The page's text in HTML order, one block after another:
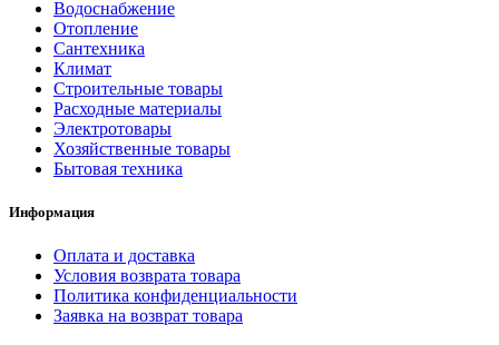
Полезные статьи
Новости и Акции
Сервис-центр
Адреса Сервис-центров
Водоснабжение
Отопление
Сантехника
Климат
Строительные товары
Расходные материалы
Электротовары
Хозяйственные товары
Бытовая техника
Информация
Оплата и доставка
Условия возврата товара
Политика конфиденциальности
Заявка на возврат товара